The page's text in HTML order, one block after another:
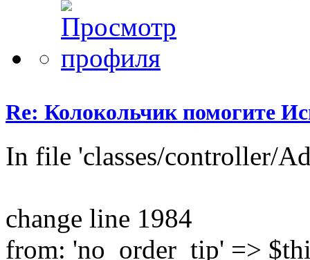
Re: Колокольчик помогите
In file 'classes/controller/
change line 1984
from: 'no_order_tip' =>